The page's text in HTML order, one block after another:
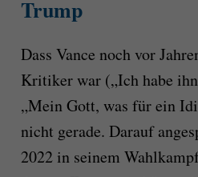
Trump
Dass Vance noch vor
Kritiker war („Ich habe
„Mein Gott, was für ein
nicht gerade. Darauf
2022 in seinem